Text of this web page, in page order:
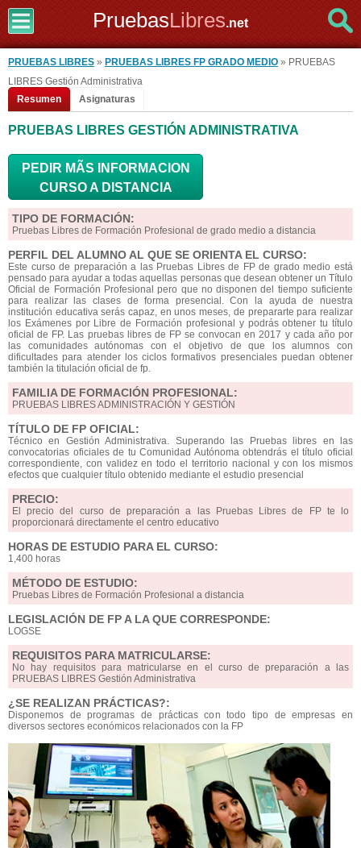
PruebasLibres.net
PRUEBAS LIBRES » PRUEBAS LIBRES FP GRADO MEDIO » PRUEBAS
LIBRES Gestión Administrativa
Resumen
Asignaturas
PRUEBAS LIBRES GESTIÓN ADMINISTRATIVA
PEDIR MÃS INFORMACION
CURSO A DISTANCIA
TIPO DE FORMACIÓN:
Pruebas Libres de Formación Profesional de grado medio a distancia
PERFIL DEL ALUMNO AL QUE SE ORIENTA EL CURSO:
Este curso de preparación a las Pruebas Libres de FP de grado medio está
pensado para ayudar a todas aquellas personas que desean obtener un Título
Oficial de Formación Profesional pero que no disponen del tiempo suficiente
para realizar las clases de forma presencial. Con la ayuda de nuestra
institución educativa serás capaz, en unos meses, de prepararte para realizar
los Exámenes por Libre de Formación profesional y podrás obtener tu título
oficial de FP. Las pruebas libres de FP se convocan en 2017 y cada año por
las comunidades autónomas con el objetivo de que los alumnos con
dificultades para atender los ciclos formativos presenciales puedan obtener
también la titulación oficial de fp.
FAMILIA DE FORMACIÓN PROFESIONAL:
PRUEBAS LIBRES ADMINISTRACIÓN Y GESTIÓN
TÍTULO DE FP OFICIAL:
Técnico en Gestión Administrativa. Superando las Pruebas libres en las
convocatorias oficiales de tu Comunidad Autónoma obtendrás el título oficial
correspondiente, con validez en todo el territorio nacional y con los mismos
efectos que cualquier título obtenido mediante el estudio presencial
PRECIO:
El precio del curso de preparación a las Pruebas Libres de FP te lo
proporcionará directamente el centro educativo
HORAS DE ESTUDIO PARA EL CURSO:
1,400 horas
MÉTODO DE ESTUDIO:
Pruebas Libres de Formación Profesional a distancia
LEGISLACIÓN DE FP A LA QUE CORRESPONDE:
LOGSE
REQUISITOS PARA MATRICULARSE:
No hay requisitos para matricularse en el curso de preparación a las
PRUEBAS LIBRES Gestión Administrativa
¿SE REALIZAN PRÁCTICAS?:
Disponemos de programas de prácticas con todo tipo de empresas en
diversos sectores económicos relacionados con la FP